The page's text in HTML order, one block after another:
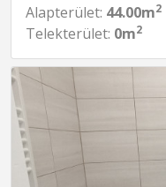
Alapterület: 44.00m2
Telekterület: 0m2